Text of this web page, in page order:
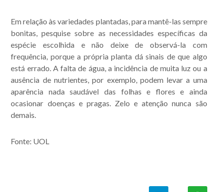
Em relação às variedades plantadas, para mantê-las sempre
bonitas, pesquise sobre as necessidades específicas da
espécie escolhida e não deixe de observá-la com
frequência, porque a própria planta dá sinais de que algo
está errado. A falta de água, a incidência de muita luz ou a
ausência de nutrientes, por exemplo, podem levar a uma
aparência nada saudável das folhas e flores e ainda
ocasionar doenças e pragas. Zelo e atenção nunca são
demais.
Fonte: UOL